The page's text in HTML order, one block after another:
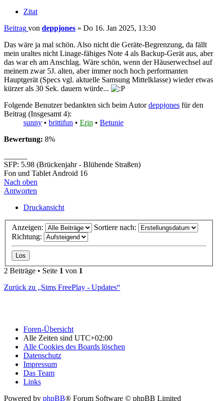
Zitat
Beitrag von deppjones » Do 16. Jan 2025, 13:30
Das wäre ja mal schön. Also nicht die Geräte-Begrenzung, da fällt
mein uraltes nicht Linage-fähiges Note 4 als Backup-Gerät aus, aber
das war eh am Anschlag. Wäre schön, wenn der Häuserwechsel auf
meinem zwar 5J. alten, aber immer noch hoch performanten
Hauptgerät (Specs vgl. aktuelle Samsung Mittelklasse) wieder etwas
kürzer als 30 Sek. dauern würde...
Folgende Benutzer bedankten sich beim Autordeppjones für den
Beitrag (Insgesamt 4):
sunny • brittifun • Erin • Betunie
Bewertung: 8%
SFP: 5.98 (Brückenjahr - Blühende Straßen)
Fon und Tablet Android 16
Nach oben
Antworten
Druckansicht
Anzeigen:
Sortiere nach:
Richtung:
2 Beiträge • Seite 1 von 1
Zurück zu „Sims FreePlay - Updates“
Foren-Übersicht
Alle Zeiten sind UTC+02:00
Alle Cookies des Boards löschen
Datenschutz
Impressum
Das Team
Links
Powered by phpBB® Forum Software © phpBB Limited